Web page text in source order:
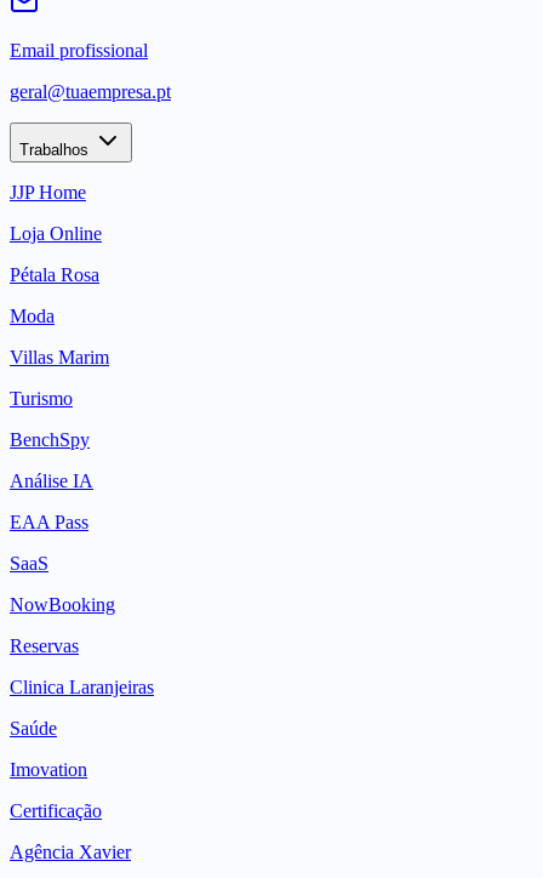
Email profissional
geral@tuaempresa.pt
Trabalhos
JJP Home
Loja Online
Pétala Rosa
Moda
Villas Marim
Turismo
BenchSpy
Análise IA
EAA Pass
SaaS
NowBooking
Reservas
Clinica Laranjeiras
Saúde
Imovation
Certificação
Agência Xavier